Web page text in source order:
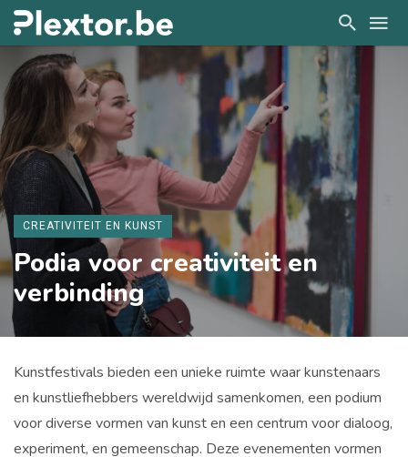
CREATIVITEIT EN KUNST
Podia voor creativiteit en
verbinding
Kunstfestivals bieden een unieke ruimte waar kunstenaars
en kunstliefhebbers wereldwijd samenkomen, een podium
voor diverse vormen van kunst en een centrum voor dialoog,
experiment, en gemeenschap. Deze evenementen vormen